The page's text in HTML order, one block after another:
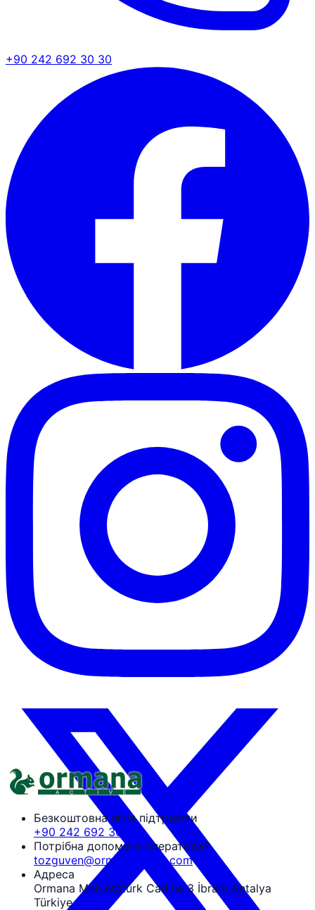
+90 242 692 30 30
Безкоштовна лінія підтримки
+90 242 692 30 30
Потрібна допомога оператора?
tozguven@ormanaactive.com
Адреса
Ormana Mah.Atatürk Cad.no:3 İbradı Antalya
Türkiye